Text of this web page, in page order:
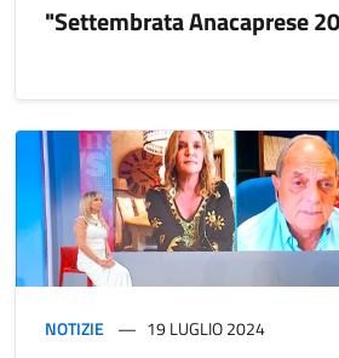
"Settembrata Anacaprese
NOTIZIE 19 LUGLIO 2024